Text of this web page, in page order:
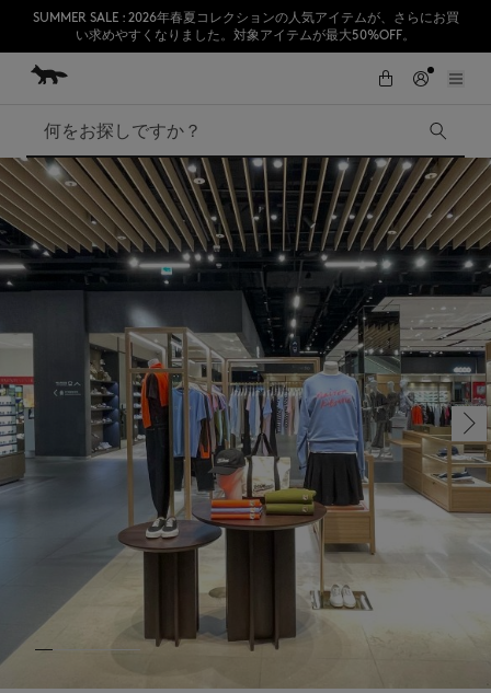
熊本地震の影響により、九州全域でお荷物のお届けに遅延が発生する見込
SUMMER SALE : 2026年春夏コレクションの人気アイテムが、さらにお買
い求めやすくなりました。対象アイテムが最大50%OFF。
コンテンツにスキップ
Skip to Footer
SUMMER SALE
Accessories
Edie Bags
Kids
NEW IN
検索